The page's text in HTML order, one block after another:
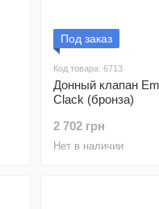
Под заказ
Код товара: 6713
Донный клапан
Clack (бронза)
2 702 грн
Нет в наличии